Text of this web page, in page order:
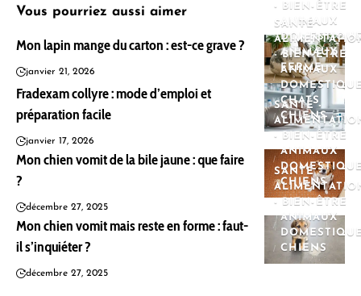
Vous pourriez aussi aimer
- BIEN-ÊTRE
ANIMAUX
ANIMAUX
FERME
Mon lapin mange du carton : est-ce grave ?
janvier 21, 2026
SANTÉ -
- BIEN-ÊTRE
ANIMAUX
CHATS
CHIENS
Fradexam collyre : mode d’emploi et
préparation facile
janvier 17, 2026
SANTÉ -
- BIEN-ÊTRE
ANIMAUX
CHIENS
Mon chien vomit de la bile jaune : que faire
?
décembre 27, 2025
SANTÉ -
- BIEN-ÊTRE
ANIMAUX
CHIENS
Mon chien vomit mais reste en forme : faut-
il s’inquiéter ?
décembre 27, 2025